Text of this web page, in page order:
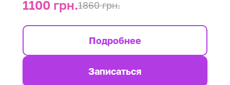
1100 грн.1860 грн.
Подробнее
Записаться